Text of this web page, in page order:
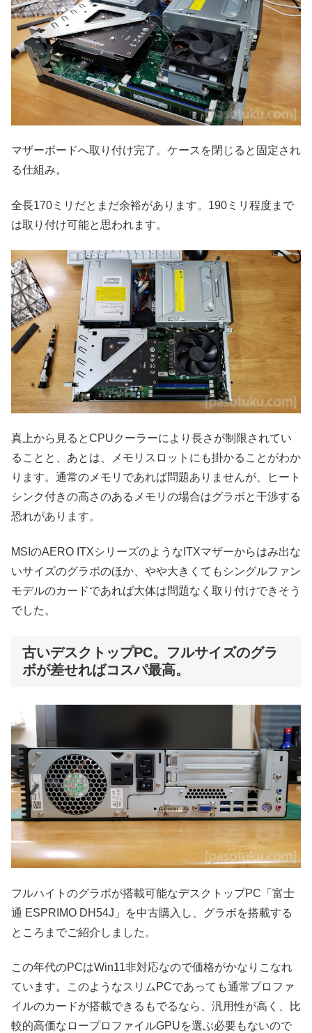
マザーボードへ取り付け完了。ケースを閉じると固定され
る仕組み。
全長170ミリだとまだ余裕があります。190ミリ程度まで
は取り付け可能と思われます。
真上から見るとCPUクーラーにより長さが制限されてい
ることと、あとは、メモリスロットにも掛かることがわか
ります。通常のメモリであれば問題ありませんが、ヒート
シンク付きの高さのあるメモリの場合はグラボと干渉する
恐れがあります。
MSIのAERO ITXシリーズのようなITXマザーからはみ出な
いサイズのグラボのほか、やや大きくてもシングルファン
モデルのカードであれば大体は問題なく取り付けできそう
でした。
古いデスクトップPC。フルサイズのグラ
ボが差せればコスパ最高。
フルハイトのグラボが搭載可能なデスクトップPC「富士
通 ESPRIMO DH54J」を中古購入し、グラボを搭載する
ところまでご紹介しました。
この年代のPCはWin11非対応なので価格がかなりこなれ
ています。このようなスリムPCであっても通常プロファ
イルのカードが搭載できるもでるなら、汎用性が高く、比
較的高価なロープロファイルGPUを選ぶ必要もないので